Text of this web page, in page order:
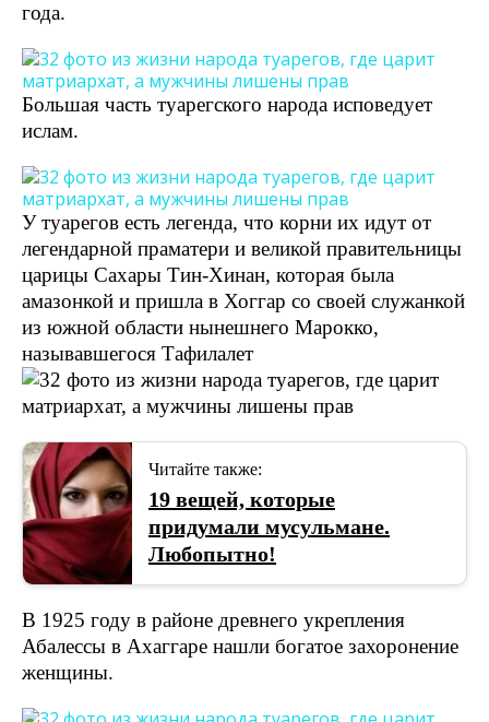
года.
Большая часть туарегского народа исповедует
ислам.
У туарегов есть легенда, что корни их идут от
легендарной праматери и великой правительницы
царицы Сахары Тин-Хинан, которая была
амазонкой и пришла в Хоггар со своей служанкой
из южной области нынешнего Марокко,
называвшегося Тафилалет
Читайте также:
19 вещей, которые
придумали мусульмане.
Любопытно!
В 1925 году в районе древнего укрепления
Абалессы в Ахаггаре нашли богатое захоронение
женщины.